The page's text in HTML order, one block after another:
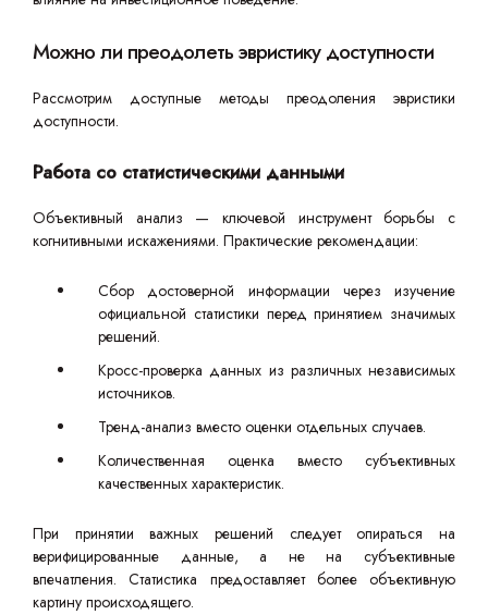
Можно ли преодолеть эвристику доступности
Рассмотрим доступные методы преодоления эвристики
доступности.
Работа со статистическими данными
Объективный анализ — ключевой инструмент борьбы с
когнитивными искажениями. Практические рекомендации:
Сбор достоверной информации через изучение
официальной статистики перед принятием значимых
решений.
Кросс-проверка данных из различных независимых
источников.
Тренд-анализ вместо оценки отдельных случаев.
Количественная оценка вместо субъективных
качественных характеристик.
При принятии важных решений следует опираться на
верифицированные данные, а не на субъективные
впечатления. Статистика предоставляет более объективную
картину происходящего.